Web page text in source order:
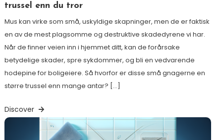
trussel enn du tror
Mus kan virke som små, uskyldige skapninger, men de er faktisk
en av de mest plagsomme og destruktive skadedyrene vi har.
Når de finner veien inn i hjemmet ditt, kan de forårsake
betydelige skader, spre sykdommer, og bli en vedvarende
hodepine for boligeiere. Så hvorfor er disse små gnagerne en
større trussel enn mange antar? […]
Discover